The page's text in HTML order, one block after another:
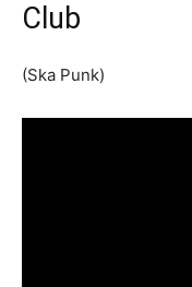
Club
(Ska Punk)